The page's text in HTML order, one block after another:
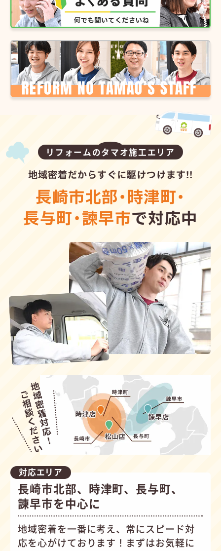
リフォームのタマオ施工エリア
地域密着だからすぐに駆けつけます!!
長崎市北部・時津町・
長与町・諫早市で対応中
対応エリア
長崎市北部、時津町、長与町、
諫早市を中心に
地域密着を一番に考え、常にスピード対
応を心がけております！まずはお気軽に